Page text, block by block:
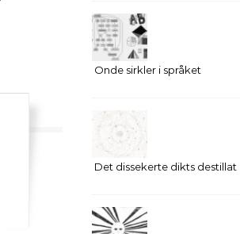
Onde sirkler i språket
Det dissekerte dikts destillat